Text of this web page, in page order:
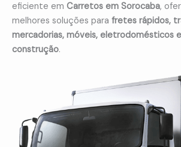
eficiente em Carretos em Sorocaba,
melhores soluções para fretes rápidos,
mercadorias, móveis, eletrodomésticos
construção.